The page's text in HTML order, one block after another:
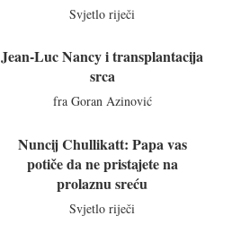
Svjetlo riječi
Jean-Luc Nancy i transplantacija
srca
fra Goran Azinović
Nuncij Chullikatt: Papa vas
potiče da ne pristajete na
prolaznu sreću
Svjetlo riječi